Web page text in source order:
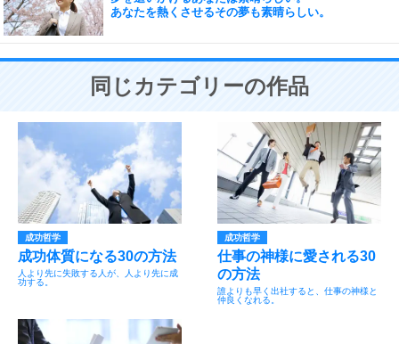
あなたを熱くさせるその夢も素晴らしい。
同じカテゴリーの作品
成功哲学
成功体質になる30の方法
人より先に失敗する人が、人より先に成
功する。
成功哲学
仕事の神様に愛される30
の方法
誰よりも早く出社すると、仕事の神様と
仲良くなれる。